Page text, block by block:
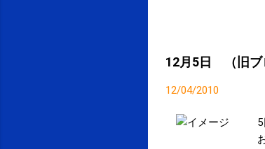
12月5日 （旧ブ
12/04/2010